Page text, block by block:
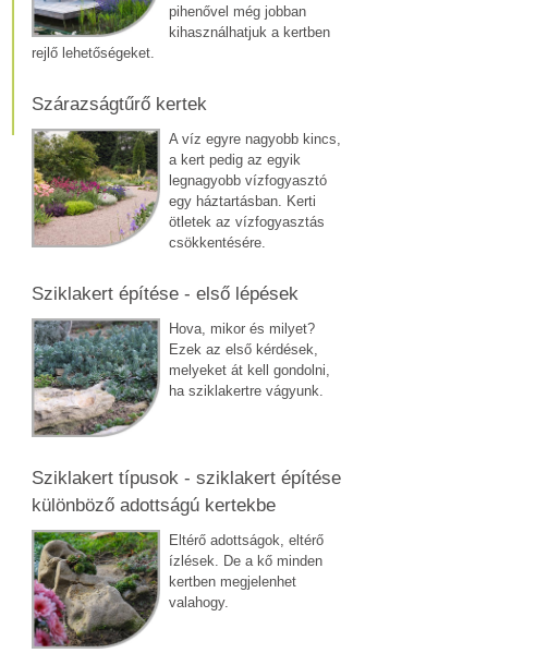
pihenővel még jobban
kihasználhatjuk a kertben
rejlő lehetőségeket.
Szárazságtűrő kertek
A víz egyre nagyobb kincs,
a kert pedig az egyik
legnagyobb vízfogyasztó
egy háztartásban. Kerti
ötletek az vízfogyasztás
csökkentésére.
Sziklakert építése - első lépések
Hova, mikor és milyet?
Ezek az első kérdések,
melyeket át kell gondolni,
ha sziklakertre vágyunk.
Sziklakert típusok - sziklakert építése
különböző adottságú kertekbe
Eltérő adottságok, eltérő
ízlések. De a kő minden
kertben megjelenhet
valahogy.